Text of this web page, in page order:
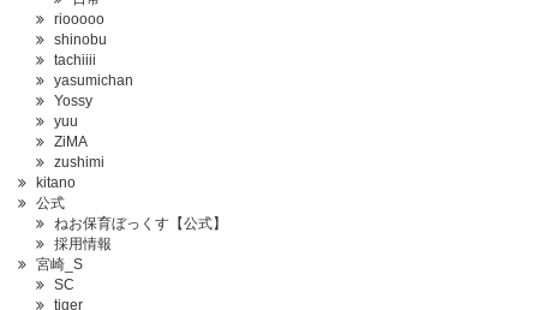
riooooo
shinobu
tachiiii
yasumichan
Yossy
yuu
ZiMA
zushimi
kitano
公式
ねお保育ぼっくす【公式】
採用情報
宮崎_S
SC
tiger